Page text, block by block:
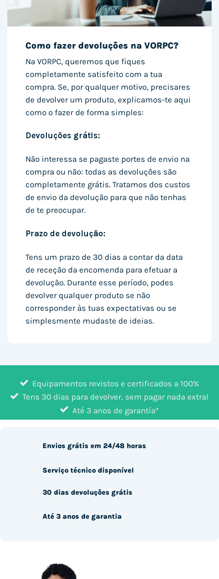
Como fazer devoluções na VORPC?
Na VORPC, queremos que fiques
completamente satisfeito com a tua
compra. Se, por qualquer motivo, precisares
de devolver um produto, explicamos-te aqui
como o fazer de forma simples:
Devoluções grátis:
Não interessa se pagaste portes de envio na
compra ou não: todas as devoluções são
completamente grátis. Tratamos dos custos
de envio da devolução para que não tenhas
de te preocupar.
Prazo de devolução:
Tens um prazo de 30 dias a contar da data
de receção da encomenda para efetuar a
devolução. Durante esse período, podes
devolver qualquer produto se não
corresponder às tuas expectativas ou se
simplesmente mudaste de ideias.
Equipamentos revistos e certificados a 100%
Tens 30 dias para devolver, sem pagar nada extra!
Até 3 anos de garantía*
Envios grátis em 24/48 horas
Serviço técnico disponível
30 dias devoluções grátis
Até 3 anos de garantia